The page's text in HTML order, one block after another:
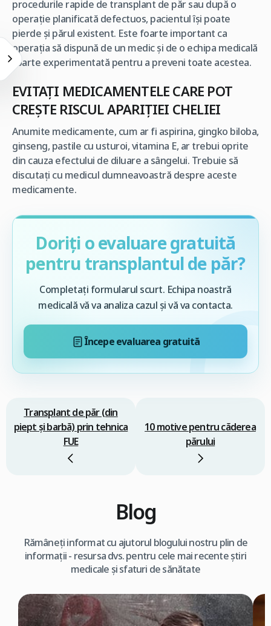
procedurile rapide de transplant de păr sau după o
operaţie planificată defectuos, pacientul îşi poate
pierde şi părul existent. Este foarte important ca
operaţia să dispună de un medic şi de o echipa medicală
foarte experimentată pentru a preveni toate acestea.
EVITAŢI MEDICAMENTELE CARE POT
CREŞTE RISCUL APARIŢIEI CHELIEI
Anumite medicamente, cum ar fi aspirina, gingko biloba,
ginseng, pastile cu usturoi, vitamina E, ar trebui oprite
din cauza efectului de diluare a sângelui. Trebuie să
discutaţi cu medicul dumneavoastră despre aceste
medicamente.
Doriți o evaluare gratuită
pentru transplantul de păr?
Completați formularul scurt. Echipa noastră
medicală vă va analiza cazul și vă va contacta.
Începe evaluarea gratuită
Transplant de păr (din
piept şi barbă) prin tehnica
FUE
10 motive pentru căderea
părului
Blog
Rămâneți informat cu ajutorul blogului nostru plin de
informații - resursa dvs. pentru cele mai recente știri
medicale și sfaturi de sănătate